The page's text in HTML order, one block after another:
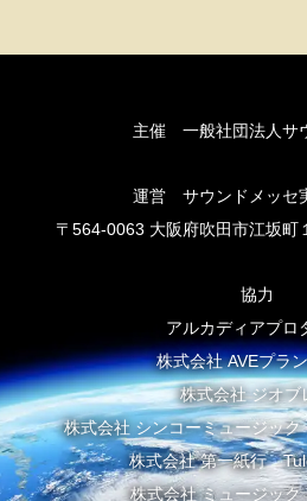
主催 一般社団法人サ
運営 サウンドメッセ
〒564-0063 大阪府吹田市江坂
協力
アルカディアプ
株式会社 AVEプ
株式会社 ジオブ
株式会社 シンコーミュージッ
株式会社 第一紙行
株式会社 ミュージッ